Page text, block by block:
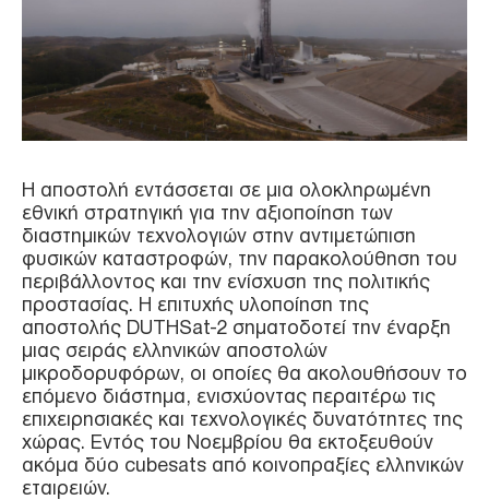
Η αποστολή εντάσσεται σε μια ολοκληρωμένη
εθνική στρατηγική για την αξιοποίηση των
διαστημικών τεχνολογιών στην αντιμετώπιση
φυσικών καταστροφών, την παρακολούθηση του
περιβάλλοντος και την ενίσχυση της πολιτικής
προστασίας. Η επιτυχής υλοποίηση της
αποστολής DUTHSat-2 σηματοδοτεί την έναρξη
μιας σειράς ελληνικών αποστολών
μικροδορυφόρων, οι οποίες θα ακολουθήσουν το
επόμενο διάστημα, ενισχύοντας περαιτέρω τις
επιχειρησιακές και τεχνολογικές δυνατότητες της
χώρας. Εντός του Νοεμβρίου θα εκτοξευθούν
ακόμα δύο cubesats από κοινοπραξίες ελληνικών
εταιρειών.